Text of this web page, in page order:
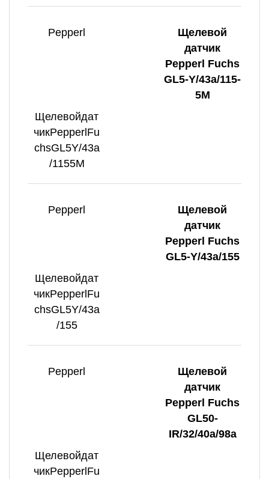
Pepperl
Щелевой
датчик
Pepperl Fuchs
GL5-Y/43a/115-
5M
Щелевойдат
чикPepperlFu
chsGL5Y/43a
/1155M
Pepperl
Щелевой
датчик
Pepperl Fuchs
GL5-Y/43a/155
Щелевойдат
чикPepperlFu
chsGL5Y/43a
/155
Pepperl
Щелевой
датчик
Pepperl Fuchs
GL50-
IR/32/40a/98a
Щелевойдат
чикPepperlFu